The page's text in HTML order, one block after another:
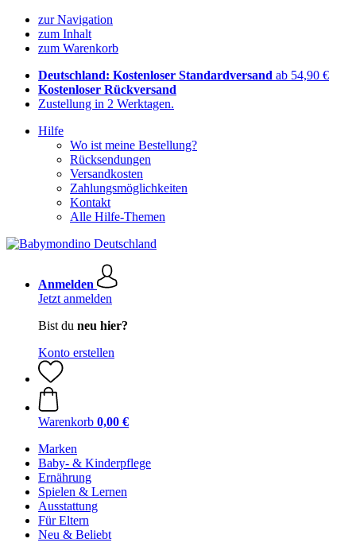
zur Navigation
zum Inhalt
zum Warenkorb
Deutschland: Kostenloser Standardversand ab 54,90 €
Kostenloser Rückversand
Zustellung in 2 Werktagen.
Hilfe
Wo ist meine Bestellung?
Rücksendungen
Versandkosten
Zahlungsmöglichkeiten
Kontakt
Alle Hilfe-Themen
Anmelden
Jetzt anmelden
Bist du neu hier?
Konto erstellen
Warenkorb 0,00 €
Marken
Baby- & Kinderpflege
Ernährung
Spielen & Lernen
Ausstattung
Für Eltern
Neu & Beliebt